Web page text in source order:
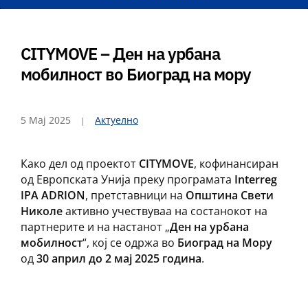
CITYMOVE – Ден на урбана
мобилност во Биоград на мору
5 Мај 2025 Актуелно
Како дел од проектот CITYMOVE, кофинансиран
од Европската Унија преку програмата Interreg
IPA ADRION, претставници на Општина Свети
Николеактивно учествуваа на состанокот на
партнерите и на настанот „Ден на урбана
мобилност“, кој се одржа во Биоград на Мору
од30 април до 2 мај 2025 година.